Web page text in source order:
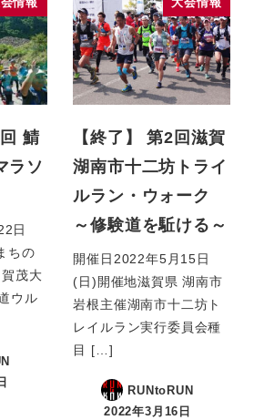
鯖
ラソ
日
ちの
茂大
ウル
【終了】 第2回滋賀
湖南市十二坊トライ
ルラン・ウォーク
～修験道を駈ける～
開催日2022年5月15日
(日)開催地滋賀県 湖南市
岩根主催湖南市十二坊ト
レイルラン実行委員会種
目 […]
RUNtoRUN
2022年3月16日